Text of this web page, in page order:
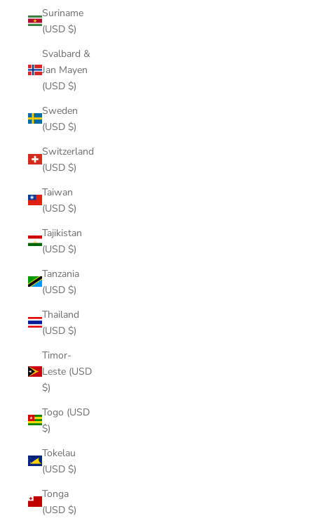
Suriname
(USD $)
Svalbard &
Jan Mayen
(USD $)
Sweden
(USD $)
Switzerland
(USD $)
Taiwan
(USD $)
Tajikistan
(USD $)
Tanzania
(USD $)
Thailand
(USD $)
Timor-
Leste (USD
$)
Togo (USD
$)
Tokelau
(USD $)
Tonga
(USD $)